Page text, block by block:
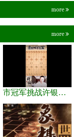
more
more
市冠军挑战许银川，急进中兵变化真激烈！